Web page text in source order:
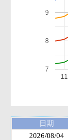
11
7
8
9
日期
2026/08/04